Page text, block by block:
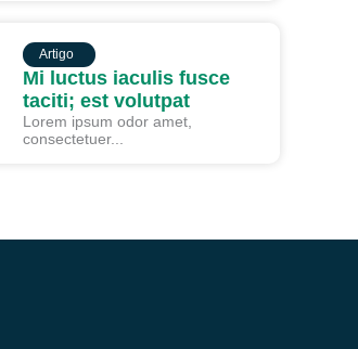
Artigo
Mi luctus iaculis fusce
taciti; est volutpat
Lorem ipsum odor amet,
consectetuer...